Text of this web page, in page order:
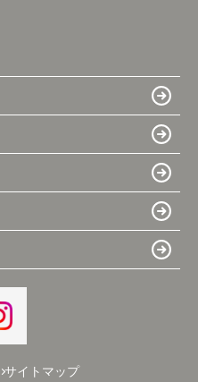
サイトマップ